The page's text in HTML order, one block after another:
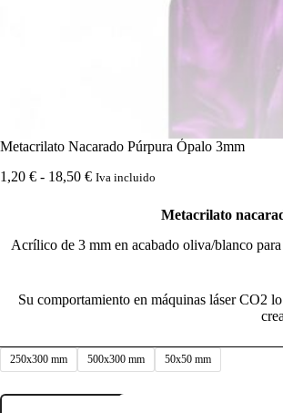
Metacrilato Nacarado Púrpura Ópalo 3mm
1,20 € - 18,50 €Rango
1,20 €
Iva incluido
Metacrilato
Acrílico de 3 mm en acabado oliva/blanco
Su comportamiento en máquinas láser CO2
250x300 mm 500x300 mm 50x50 mm
Metacrilato